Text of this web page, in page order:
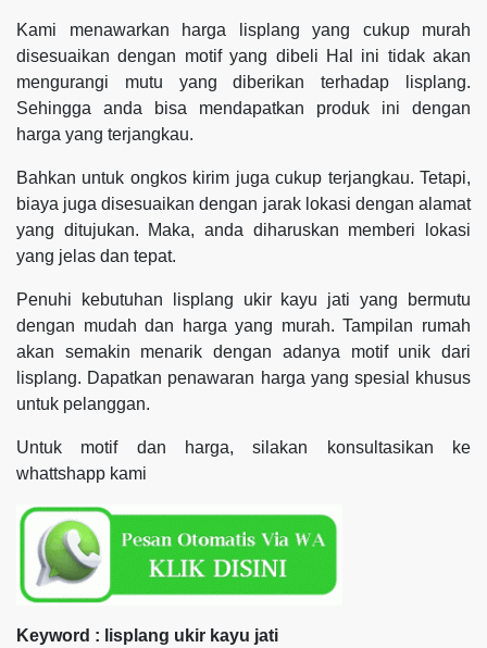
Kami menawarkan harga lisplang yang cukup murah
disesuaikan dengan motif yang dibeli Hal ini tidak akan
mengurangi mutu yang diberikan terhadap lisplang.
Sehingga anda bisa mendapatkan produk ini dengan
harga yang terjangkau.
Bahkan untuk ongkos kirim juga cukup terjangkau. Tetapi,
biaya juga disesuaikan dengan jarak lokasi dengan alamat
yang ditujukan. Maka, anda diharuskan memberi lokasi
yang jelas dan tepat.
Penuhi kebutuhan lisplang ukir kayu jati yang bermutu
dengan mudah dan harga yang murah. Tampilan rumah
akan semakin menarik dengan adanya motif unik dari
lisplang. Dapatkan penawaran harga yang spesial khusus
untuk pelanggan.
Untuk motif dan harga, silakan konsultasikan ke
whattshapp kami
Keyword : lisplang ukir kayu jati